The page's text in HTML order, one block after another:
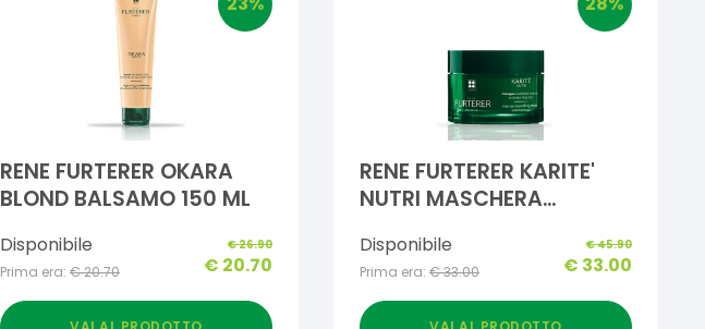
RENE FURTERER OKARA
BLOND BALSAMO 150 ML
Disponibile
Prima era: €20.70
€26.90
€ 20.70
RENE FURTERER KARITE'
NUTRI MASCHERA
ML
Disponibile
Prima era: €33.00
€45.90
€ 33.00